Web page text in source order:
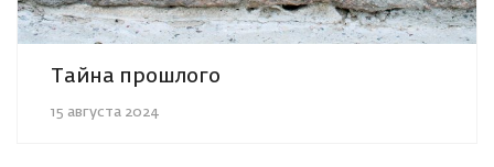
Тайна прошлого
15 августа 2024